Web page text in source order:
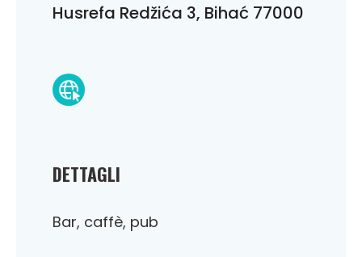
DETTAGLI
Bar, caffè, pub
Husrefa Redžića 3, Bihać 77000